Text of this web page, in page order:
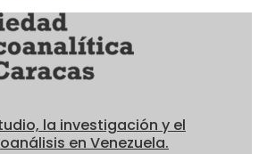
la investigación y el
en Venezuela.